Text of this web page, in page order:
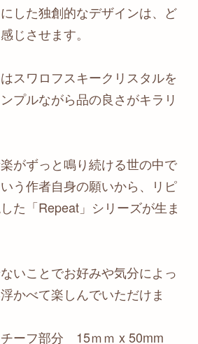
した独創的なデザインは、ど
じさせます。
スワロフスキークリスタルを
プルながら品の良さがキラリ
がずっと鳴り続ける世の中で
う作者自身の願いから、リピ
た「Repeat」シリーズが生ま
いことでお好みや気分によっ
かべて楽しんでいただけま
ーフ部分 15ｍｍ x 50mm